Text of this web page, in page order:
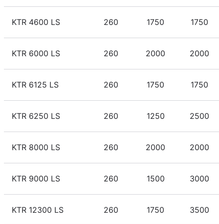
KTR 4600 LS 260 1750 1750
KTR 6000 LS 260 2000 2000
KTR 6125 LS 260 1750 1750
KTR 6250 LS 260 1250 2500
KTR 8000 LS 260 2000 2000
KTR 9000 LS 260 1500 3000
KTR 12300 LS 260 1750 3500